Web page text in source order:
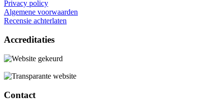
Privacy policy
Algemene voorwaarden
Recensie achterlaten
Accreditaties
Contact